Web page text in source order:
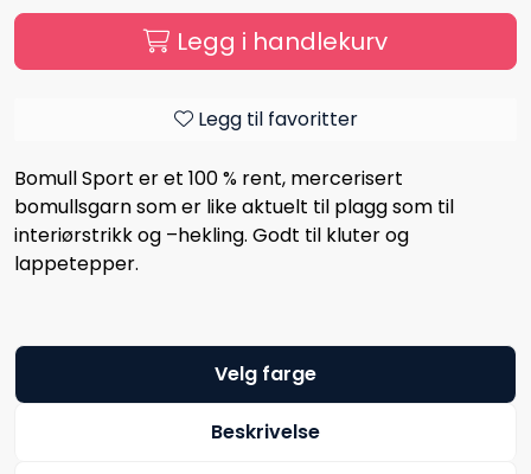
Legg i handlekurv
Legg til favoritter
Bomull Sport er et 100 % rent, mercerisert
bomullsgarn som er like aktuelt til plagg som til
interiørstrikk og –hekling. Godt til kluter og
lappetepper.
Velg farge
Beskrivelse